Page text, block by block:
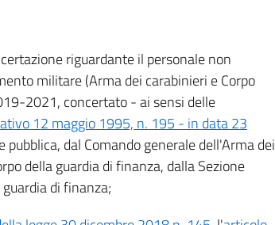
riguardante il personale non
militare (Arma dei carabinieri e Corpo
2021, concertato - ai sensi delle
12 maggio 1995, n. 195 - in data 23
pubblica, dal Comando generale dell'Arma dei
della guardia di finanza, dalla Sezione
guardia di finanza;